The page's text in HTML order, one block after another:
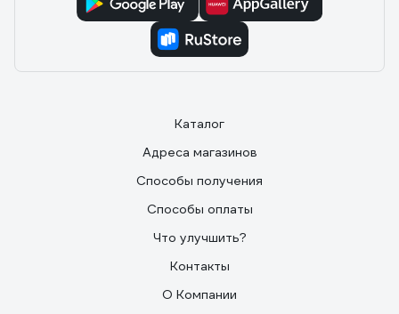
Каталог
Адреса магазинов
Способы получения
Способы оплаты
Что улучшить?
Контакты
О Компании